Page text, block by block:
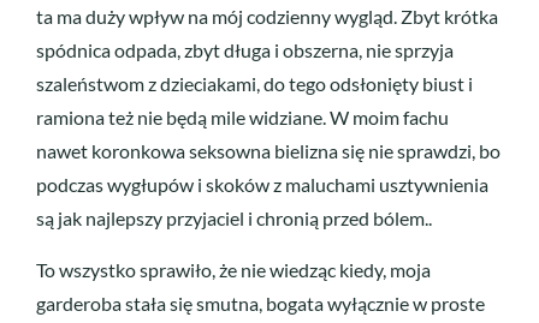
ta ma duży wpływ na mój codzienny wygląd. Zbyt krótka
spódnica odpada, zbyt długa i obszerna, nie sprzyja
szaleństwom z dzieciakami, do tego odsłonięty biust i
ramiona też nie będą mile widziane. W moim fachu
nawet koronkowa seksowna bielizna się nie sprawdzi, bo
podczas wygłupów i skoków z maluchami usztywnienia
są jak najlepszy przyjaciel i chronią przed bólem..
To wszystko sprawiło, że nie wiedząc kiedy, moja
garderoba stała się smutna, bogata wyłącznie w proste